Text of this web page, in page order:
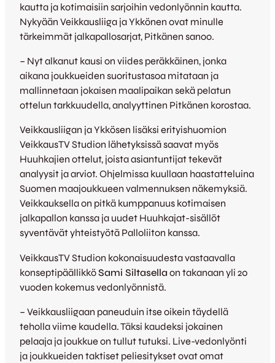
kautta ja kotimaisiin sarjoihin vedonlyönnin kautta.
Nykyään Veikkausliiga ja Ykkönen ovat minulle
tärkeimmät jalkapallosarjat, Pitkänen sanoo.
– Nyt alkanut kausi on viides peräkkäinen, jonka
aikana joukkueiden suoritustasoa mitataan ja
mallinnetaan jokaisen maalipaikan sekä pelatun
ottelun tarkkuudella, analyyttinen Pitkänen korostaa.
Veikkausliigan ja Ykkösen lisäksi erityishuomion
VeikkausTV Studion lähetyksissä saavat myös
Huuhkajien ottelut, joista asiantuntijat tekevät
analyysit ja arviot. Ohjelmissa kuullaan haastatteluina
Suomen maajoukkueen valmennuksen näkemyksiä.
Veikkauksella on pitkä kumppanuus kotimaisen
jalkapallon kanssa ja uudet Huuhkajat-sisällöt
syventävät yhteistyötä Palloliiton kanssa.
VeikkausTV Studion kokonaisuudesta vastaavalla
konseptipäällikköSami Siltasella on takanaan yli 20
vuoden kokemus vedonlyönnistä.
– Veikkausliigaan paneuduin itse oikein täydellä
teholla viime kaudella. Täksi kaudeksi jokainen
pelaaja ja joukkue on tullut tutuksi. Live-vedonlyönti
ja joukkueiden taktiset peliesitykset ovat omat